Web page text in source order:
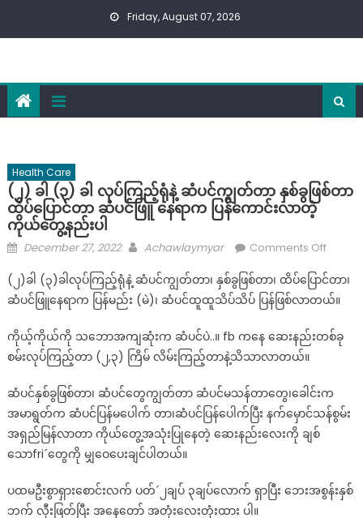
Friday, August 07, 2026
Health Care
(၂) ခါ (၃) ခါ လုပ်ကြည့်ရုံနဲ့ ဆံပင်ကျွတ်တာ နှစ်ခွဖြစ်တာ
ထိပ်ပြောင်တာ ဆံပင်ဖြူ နေရာက ပြန်ကောင်းလာတဲ့
ကိုယ်တွေ့နည်းပါ
Posted
December 27, 2022 Author
Achawlaymyar Comments Offon
ခါ
(၃)
လုပ်
နဲ့
ဆံပင်
ဖြစ်
(၂)ခါ (၃)ခါလုပ်ကြည့်ရုံနဲ့ ဆံပင်ကျွတ်တာ၊ နှစ်ခွဖြစ်တာ၊ ထိပ်ပြောင်တာ၊
ဆံပင်ဖြူနေရာက ပြန်မည်း (မဲ)၊ ဆံပင်ထူထူသိပ်သိပ် ပြန်ဖြစ်လာတယ်။
ကိုယ့်ကိုယ်ကို သဘောအကျဆုံးက ဆံပင်ပဲ..။ fb ကနေ ဆေးနည်းတစ်ခု
စမ်းလုပ်ကြည့်တာ (၂,၃) ကြိမ် လိမ်းကြည့်တာနဲ့သိသာလာတယ်။
ဆံပင်နှစ်ခွဖြစ်တာ၊ ဆံပင်တွေကျွတ်တာ ဆံပင်မသန်တာတွေ၊ခေါင်းက
အမာရွတ်က ဆံပင်ပြန်မပေါက် တာ၊ဆံပင်ပြန်ပေါက်ပြီး နက်မှောင်သန်စွမ်း
အရှည်မြန်လာတာ ကိုယ်တွေ့အသုံးပြုနေတဲ့ ဆေးနည်းလေးကို ချစ်
သောfri´တွေကို မျှဝေပေးချင်ပါတယ်။
ပထမဦးစွာရှားစောင်းလက် ပတ်´၂ချပ် ၃ချပ်လောက် ရှာပြီး ဘေးအစွန်းနှစ်
ဘက် လှီးဖြတ်ပြီး အနေတော် အတုံးလေးတုံးထား ပါ။